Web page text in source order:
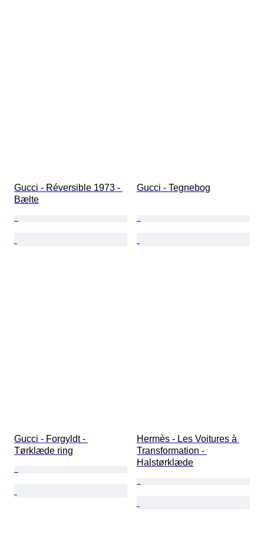
Gucci - Réversible 1973 -
Bælte
Gucci - Tegnebog
Gucci - Forgyldt -
Tørklæde ring
Hermès - Les Voitures à
Transformation -
Halstørklæde